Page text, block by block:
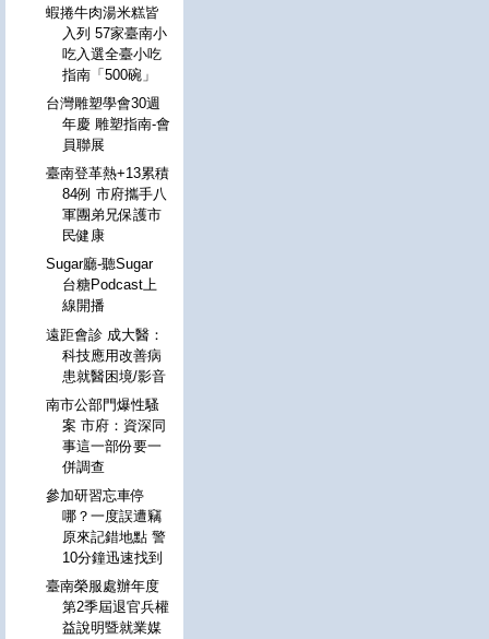
蝦捲牛肉湯米糕皆
入列 57家臺南小
吃入選全臺小吃
指南「500碗」
台灣雕塑學會30週
年慶 雕塑指南-會
員聯展
臺南登革熱+13累積
84例 市府攜手八
軍團弟兄保護市
民健康
Sugar廳-聽Sugar
台糖Podcast上
線開播
遠距會診 成大醫：
科技應用改善病
患就醫困境/影音
南市公部門爆性騷
案 市府：資深同
事這一部份要一
併調查
參加研習忘車停
哪？一度誤遭竊
原來記錯地點 警
10分鐘迅速找到
臺南榮服處辦年度
第2季屆退官兵權
益說明暨就業媒